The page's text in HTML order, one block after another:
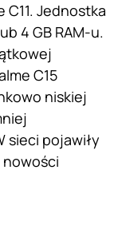
C11. Jednostka
4 GB RAM-u.
C15
niskiej
sieci pojawiły